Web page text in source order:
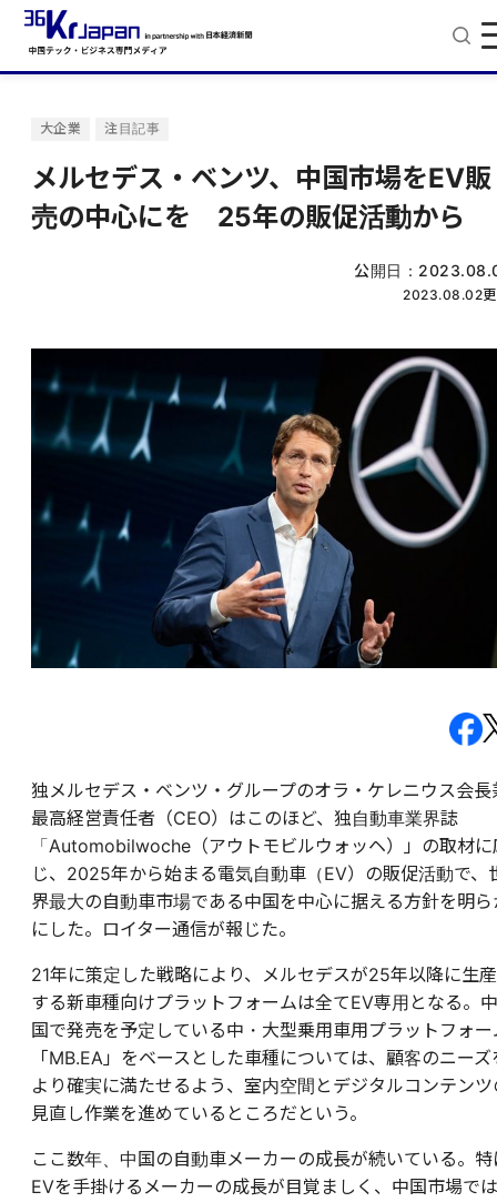
大企業 注目記事
メルセデス・ベンツ、中国市場をEV販
売の中心にを 25年の販促活動から
公開日：
2023.08.02
独メルセデス・ベンツ・グループのオラ・ケレニウス会長
最高経営責任者（CEO）はこのほど、独自動車業界誌
「Automobilwoche（アウトモビルウォッヘ） 」 の取材に
じ、2025年から始まる電気自動車（EV）の販促活動で、
界最大の自動車市場である中国を中心に据える方針を明ら
にした。ロイター通信が報じた。
21年に策定した戦略により、メルセデスが25年以降に生産
する新車種向けプラットフォームは全てEV専用となる。中
国で発売を予定している中・大型乗用車用プラットフォー
「MB.EA」をベースとした車種については、顧客のニーズ
より確実に満たせるよう、室内空間とデジタルコンテンツ
見直し作業を進めているところだという。
ここ数年、中国の自動車メーカーの成長が続いている。特
EVを手掛けるメーカーの成長が目覚ましく、中国市場では